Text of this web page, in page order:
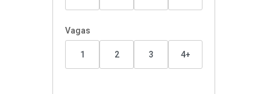
Vagas
1 2 3 4+